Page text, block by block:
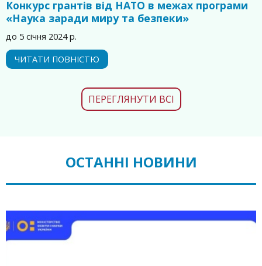
Конкурс грантів від НАТО в межах програми
«Наука заради миру та безпеки»
до 5 січня 2024 р.
ЧИТАТИ ПОВНІСТЮ
ПЕРЕГЛЯНУТИ ВСІ
ОСТАННІ НОВИНИ